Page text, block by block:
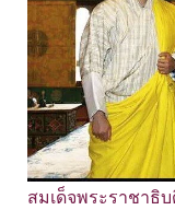
สมเด็จพระราชาธิ